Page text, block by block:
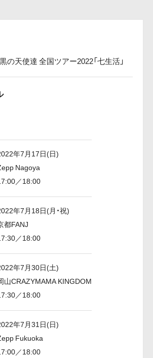
の天使達 全国ツアー2022「七生活」
年7月17日(日)
Nagoya
／18:00
年7月18日(月・祝)
都FANJ
／18:00
年7月30日(土)
山CRAZYMAMA KINGDOM
／18:00
年7月31日(日)
Fukuoka
／18:00